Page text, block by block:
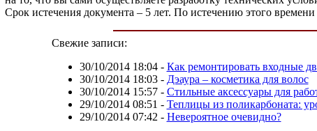
Срок истечения документа – 5 лет. По истечению этого времени
Свежие записи:
30/10/2014 18:04- Как ремонтировать входные
30/10/2014 18:03- Дэаура – косметика для волос
30/10/2014 15:57- Стильные аксессуары для
29/10/2014 08:51 - Теплицы из поликарбоната:
29/10/2014 07:42 - Невероятное очевидно?